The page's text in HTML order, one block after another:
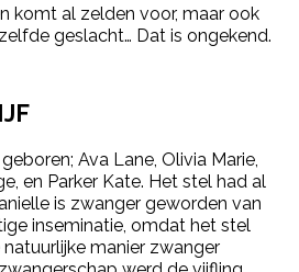
komt al zelden voor, maar ook
geslacht… Dat is ongekend.
Ava Lane, Olivia Marie,
en Parker Kate. Het stel had al
is zwanger geworden van
inseminatie, omdat het stel
manier zwanger